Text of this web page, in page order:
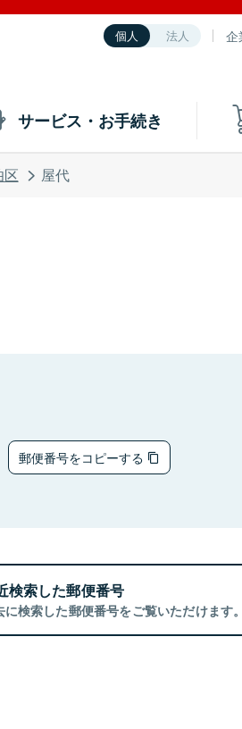
個人 法人 企
サービス・お手続き
区 屋代
郵便番号をコピーする
検索した郵便番号
に検索した郵便番号をご覧いただけます。